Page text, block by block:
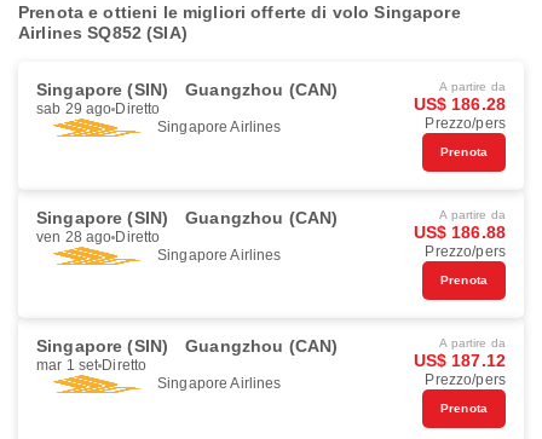
Prenota e ottieni le migliori offerte di volo Singapore
Airlines SQ852 (SIA)
Singapore (SIN) Guangzhou (CAN)
sab 29 ago Diretto
Singapore Airlines
A partire da
US$ 186.28
Prezzo/pers
Prenota
Singapore (SIN) Guangzhou (CAN)
ven 28 ago Diretto
Singapore Airlines
A partire da
US$ 186.88
Prezzo/pers
Prenota
Singapore (SIN) Guangzhou (CAN)
mar 1 set Diretto
Singapore Airlines
A partire da
US$ 187.12
Prezzo/pers
Prenota